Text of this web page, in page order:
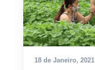
18 de Janeiro, 2021